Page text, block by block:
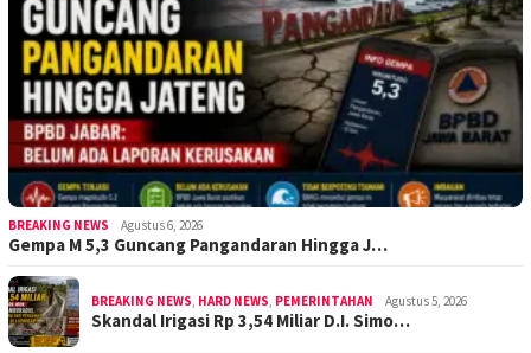
BREAKING NEWS Agustus 6, 2026
Gempa M 5,3 Guncang Pangandaran Hingga J…
BREAKING NEWS HARD NEWS PEMERINTAHAN Agustus 5, 2026
Skandal Irigasi Rp 3,54 Miliar D.I. Simo…